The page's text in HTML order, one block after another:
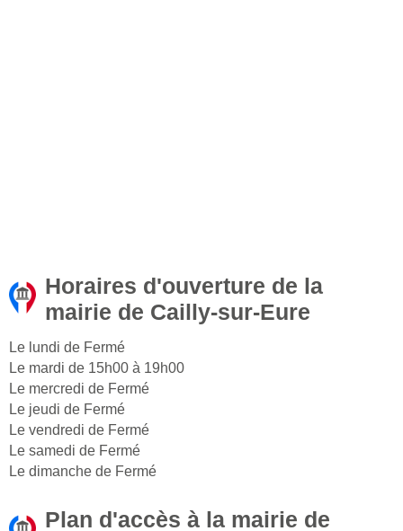
Horaires d'ouverture de la
mairie de Cailly-sur-Eure
Le lundi de Fermé
Le mardi de 15h00 à 19h00
Le mercredi de Fermé
Le jeudi de Fermé
Le vendredi de Fermé
Le samedi de Fermé
Le dimanche de Fermé
Plan d'accès à la mairie de